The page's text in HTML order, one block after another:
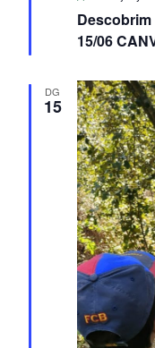
15/06
DG
15